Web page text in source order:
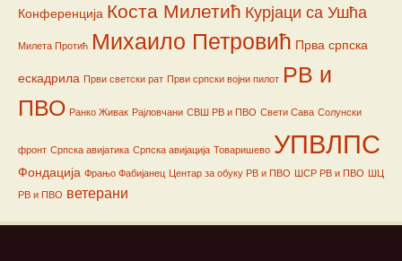
Конференција Коста Милетић Курјаци са Ушћа
Милета Протић Михаило Петровић Прва српска
ескадрила Први светски рат Први српски војни пилот РВ и
ПВО Ранко Живак Рајловчани СВШ РВ и ПВО Свети Сава Солунски
фронт Српска авијатика Српска авијација Товаришево УПВЛПС
Фондација Фрањо Фабијанец Центар за обуку РВ и ПВО ШСР РВ и ПВО
РВ и ПВО ветерани